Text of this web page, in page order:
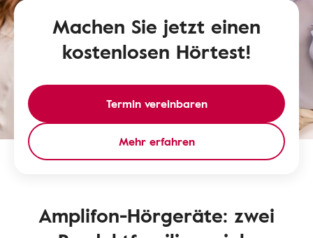
Machen Sie jetzt einen
kostenlosen Hörtest!
Termin vereinbaren
Mehr erfahren
Amplifon-Hörgeräte: zwei